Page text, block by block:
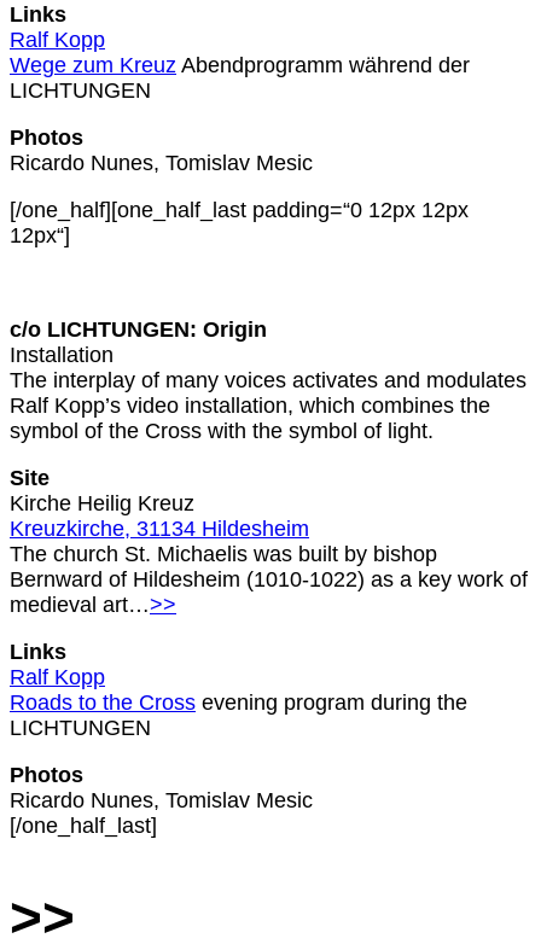
Links
Ralf Kopp
Wege zum Kreuz Abendprogramm während der
LICHTUNGEN
Photos
Ricardo Nunes, Tomislav Mesic
[/one_half][one_half_last padding=“0 12px 12px
12px“]
c/o LICHTUNGEN: Origin
Installation
The interplay of many voices activates and modulates
Ralf Kopp’s video installation, which combines the
symbol of the Cross with the symbol of light.
Site
Kirche Heilig Kreuz
Kreuzkirche, 31134 Hildesheim
The church St. Michaelis was built by bishop
Bernward of Hildesheim (1010-1022) as a key work of
medieval art…>>
Links
Ralf Kopp
Roads to the Cross evening program during the
LICHTUNGEN
Photos
Ricardo Nunes, Tomislav Mesic
[/one_half_last]
>>